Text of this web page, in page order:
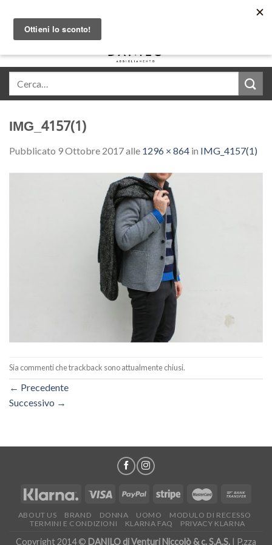
content
IMG_4157(1)
Pubblicato 9 Ottobre 2017alle 1296 × 864 in IMG_4157(1)
Sia commenti che trackback sono attualmente chiusi.
← Precedente
Successivo →
ABOUT US BRAND DONNA UOMO
MODULO DI RECESSO
TERMINI E CONDIZIONI
KLARNA FAQ PRIVACY KLARNA
Copyright 2014 © DANILO di Venturi Niccolò & c. S.A.S. | P.zza